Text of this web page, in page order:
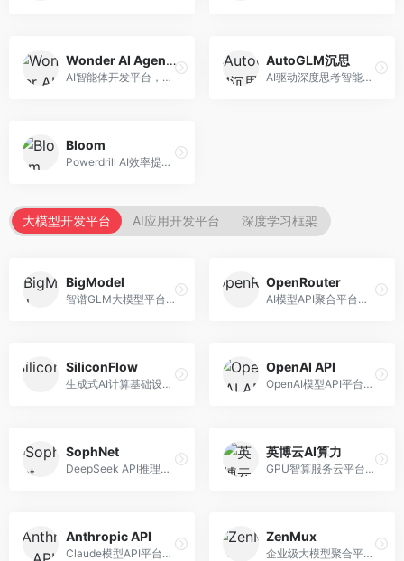
Wonder AI Agents
AI智能体开发平台，专注于低代码智能体创建。面向开发者，提供可视化开发、模板库、部署服务等功能，开发门槛低。
AutoGLM沉思
AI驱动深度思考智能体，专注于复杂推理任务。面向高级用户，提供深度分析、逻辑推理、决策支持等服务，推理能力强。
Bloom
Powerdrill AI效率提升平台，专注于企业智能化。面向企业用户，提供智能体创建、流程自动化、数据分析等服务，企业效率提升显著。
大模型开发平台 AI应用开发平台 深度学习框架
BigModel
智谱GLM大模型平台，提供API调用与模型服务。面向开发者和企业用户，提供GLM系列模型API、微调服务、应用开发工具等，开源生态完善。
OpenRouter
AI模型API聚合平台，整合多种主流大模型。面向开发者，提供统一API接口、模型对比、成本优化等服务，模型选择灵活。
SiliconFlow
生成式AI计算基础设施平台，专注于模型推理服务。面向开发者和企业，提供多模型API、高性能推理、成本优化等服务，推理性价比高。
OpenAI API
OpenAI模型API平台，提供GPT系列模型服务。面向开发者，提供模型API、微调服务、Assistants API等，是AI开发领域的基础设施。
SophNet
DeepSeek API推理平台，专注于DeepSeek模型服务。面向开发者，提供DeepSeek模型API、高性能推理、低成本服务，推理效率高。
英博云AI算力
GPU智算服务云平台，专注于AI算力租赁。面向AI研究者和企业，提供GPU租赁、模型训练、推理服务等，算力资源丰富。
Anthropic API
Claude模型API平台，专注于安全可靠的AI服务。面向开发者，提供Claude系列模型API、安全特性、企业级服务等，API质量高。
ZenMux
企业级大模型聚合平台，专注于企业AI服务。面向企业用户，提供多模型管理、安全合规、成本优化等服务，企业级功能完善。